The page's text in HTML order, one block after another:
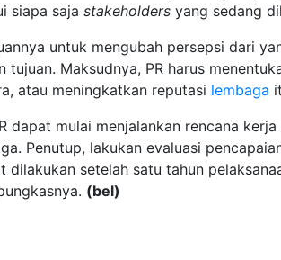
siapa saja stakeholders yang sedang
untuk mengubah persepsi dari
Maksudnya, PR harus
atau meningkatkan reputasi lembaga
dapat mulai menjalankan rencana kerja
Penutup, lakukan evaluasi
setelah satu tahun
(bel)